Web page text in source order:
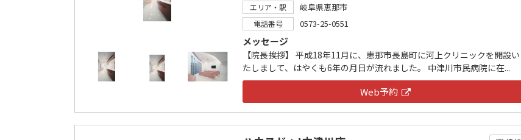
エリア・駅
岐阜県恵那市
電話番号 0573-25-0551
メッセージ
【院長挨拶】 平成18年11月に、恵那市長島町に河上クリニックを開設い
たしまして、はやくも6年の月日が流れました。 中津川市民病院に在...
Web予約